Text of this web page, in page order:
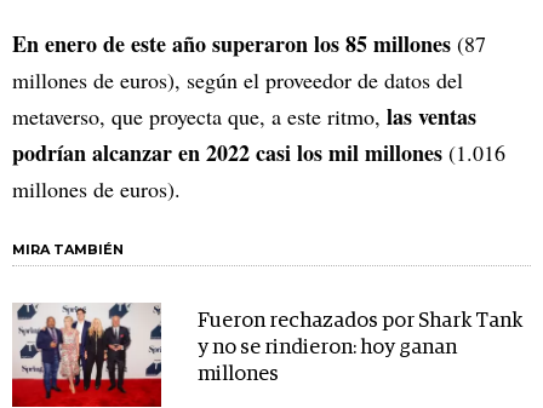
En enero de este año superaron los 85 millones (87
millones de euros), según el proveedor de datos del
metaverso, que proyecta que, a este ritmo, las ventas
podrían alcanzar en 2022 casi los mil millones (1.016
millones de euros).
MIRA TAMBIÉN
Fueron rechazados por Shark Tank
y no se rindieron: hoy ganan
millones